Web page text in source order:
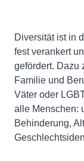
Diversität ist in
fest verankert
gefördert. Dazu
Familie und
Väter oder
alle Menschen:
Behinderung,